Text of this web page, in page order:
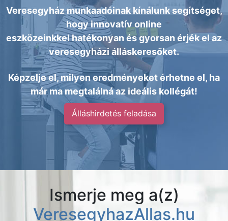
Veresegyház munkaadóinak kínálunk segítséget,
hogy innovatív online
eszközeinkkel hatékonyan és gyorsan érjék el az
veresegyházi álláskeresőket.
Képzelje el, milyen eredményeket érhetne el, ha
már ma megtalálná az ideális kollégát!
Álláshirdetés feladása
Ismerje meg a(z)
VeresegyhazAllas.hu